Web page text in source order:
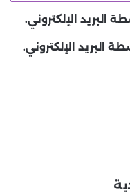
البريد الإلكتروني.
البريد الإلكتروني.